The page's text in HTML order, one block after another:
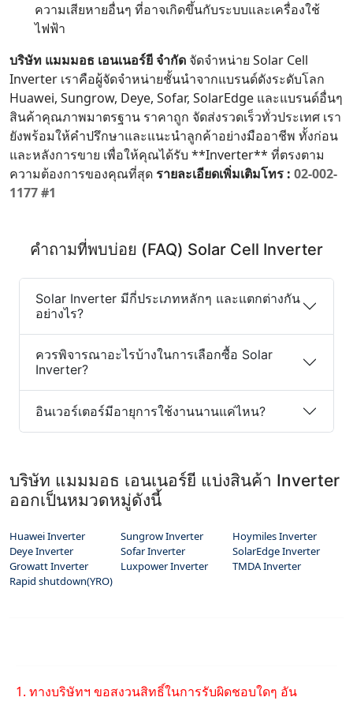
ความเสียหายอื่นๆ ที่อาจเกิดขึ้นกับระบบและเครื่องใช้
ไฟฟ้า
บริษัท แมมมอธ เอนเนอร์ยี จำกัด จัดจำหน่าย Solar Cell
Inverter เราคือผู้จัดจำหน่ายชั้นนำจากแบรนด์ดังระดับโลก
Huawei, Sungrow, Deye, Sofar, SolarEdge และแบรนด์อื่นๆ
สินค้าคุณภาพมาตรฐาน ราคาถูก จัดส่งรวดเร็วทั่วประเทศ เรา
ยังพร้อมให้คำปรึกษาและแนะนำลูกค้าอย่างมืออาชีพ ทั้งก่อน
และหลังการขาย เพื่อให้คุณได้รับ **Inverter** ที่ตรงตาม
ความต้องการของคุณที่สุด รายละเอียดเพิ่มเติมโทร : 02-002-
1177 #1
คำถามที่พบบ่อย (FAQ) Solar Cell Inverter
Solar Inverter มีกี่ประเภทหลักๆ และแตกต่างกัน
อย่างไร?
ควรพิจารณาอะไรบ้างในการเลือกซื้อ Solar
Inverter?
อินเวอร์เตอร์มีอายุการใช้งานนานแค่ไหน?
บริษัท แมมมอธ เอนเนอร์ยี แบ่งสินค้า Inverter
ออกเป็นหมวดหมู่ดังนี้
Huawei Inverter Sungrow Inverter
Hoymiles Inverter
Deye Inverter
Sofar Inverter
SolarEdge Inverter
Growatt Inverter
Luxpower Inverter
TMDA Inverter
Rapid shutdown(YRO)
1. ทางบริษัทฯ ขอสงวนสิทธิ์ในการรับผิดชอบใดๆ อัน